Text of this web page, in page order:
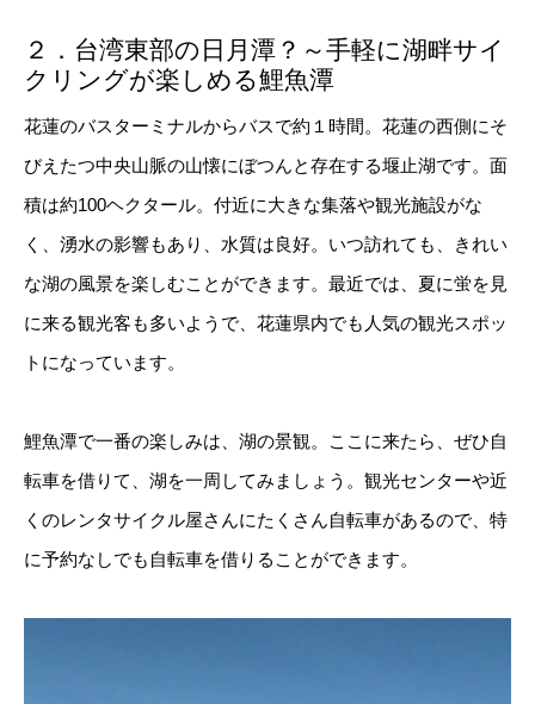
２．台湾東部の日月潭？～手軽に湖畔サイ
クリングが楽しめる鯉魚潭
花蓮のバスターミナルからバスで約１時間。花蓮の西側にそ
びえたつ中央山脈の山懐にぼつんと存在する堰止湖です。面
積は約100ヘクタール。付近に大きな集落や観光施設がな
く、湧水の影響もあり、水質は良好。いつ訪れても、きれい
な湖の風景を楽しむことができます。最近では、夏に蛍を見
に来る観光客も多いようで、花蓮県内でも人気の観光スポッ
トになっています。
鯉魚潭で一番の楽しみは、湖の景観。ここに来たら、ぜひ自
転車を借りて、湖を一周してみましょう。観光センターや近
くのレンタサイクル屋さんにたくさん自転車があるので、特
に予約なしでも自転車を借りることができます。